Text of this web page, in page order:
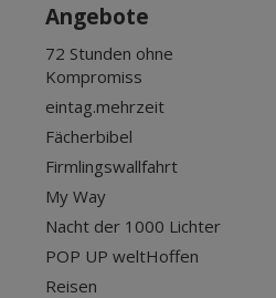
Angebote
72 Stunden ohne
Kompromiss
eintag.mehrzeit
Fächerbibel
Firmlingswallfahrt
My Way
Nacht der 1000 Lichter
POP UP weltHoffen
Reisen